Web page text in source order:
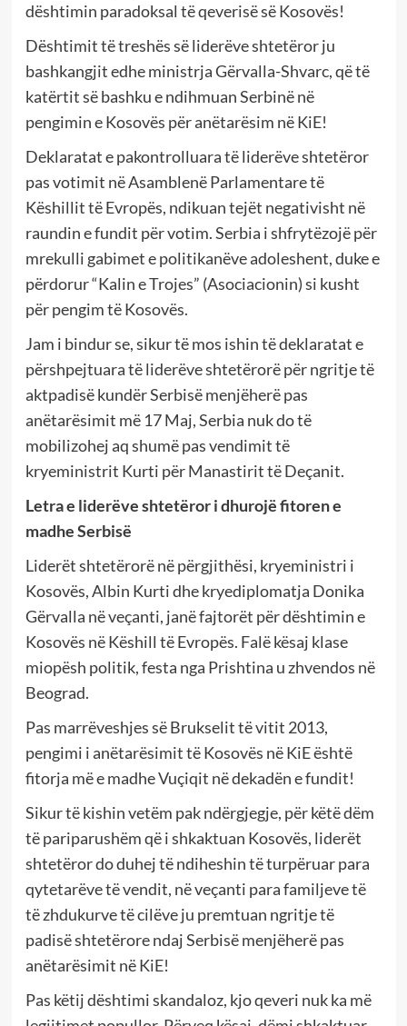
dështimin paradoksal të qeverisë së Kosovës!
Dështimit të treshës së liderëve shtetëror ju
bashkangjit edhe ministrja Gërvalla-Shvarc, që të
katërtit së bashku e ndihmuan Serbinë në
pengimin e Kosovës për anëtarësim në KiE!
Deklaratat e pakontrolluara të liderëve shtetëror
pas votimit në Asamblenë Parlamentare të
Këshillit të Evropës, ndikuan tejët negativisht në
raundin e fundit për votim. Serbia i shfrytëzojë për
mrekulli gabimet e politikanëve adoleshent, duke e
përdorur “Kalin e Trojes” (Asociacionin) si kusht
për pengim të Kosovës.
Jam i bindur se, sikur të mos ishin të deklaratat e
përshpejtuara të liderëve shtetërorë për ngritje të
aktpadisë kundër Serbisë menjëherë pas
anëtarësimit më 17 Maj, Serbia nuk do të
mobilizohej aq shumë pas vendimit të
kryeministrit Kurti për Manastirit të Deçanit.
Letra e liderëve shtetëror i dhurojë fitoren e
madhe Serbisë
Liderët shtetërorë në përgjithësi, kryeministri i
Kosovës, Albin Kurti dhe kryediplomatja Donika
Gërvalla në veçanti, janë fajtorët për dështimin e
Kosovës në Këshill të Evropës. Falë kësaj klase
miopësh politik, festa nga Prishtina u zhvendos në
Beograd.
Pas marrëveshjes së Brukselit të vitit 2013,
pengimi i anëtarësimit të Kosovës në KiE është
fitorja më e madhe Vuçiqit në dekadën e fundit!
Sikur të kishin vetëm pak ndërgjegje, për këtë dëm
të pariparushëm që i shkaktuan Kosovës, liderët
shtetëror do duhej të ndiheshin të turpëruar para
qytetarëve të vendit, në veçanti para familjeve të
të zhdukurve të cilëve ju premtuan ngritje të
padisë shtetërore ndaj Serbisë menjëherë pas
anëtarësimit në KiE!
Pas këtij dështimi skandaloz, kjo qeveri nuk ka më